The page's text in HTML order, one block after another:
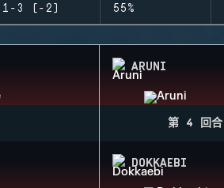
1-3 (-2) 55%
ARUNI
第 4 回合
DOKKAEBI